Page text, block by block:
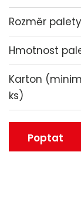
Rozměr
Hmotnost
Karton
ks)
Poptat